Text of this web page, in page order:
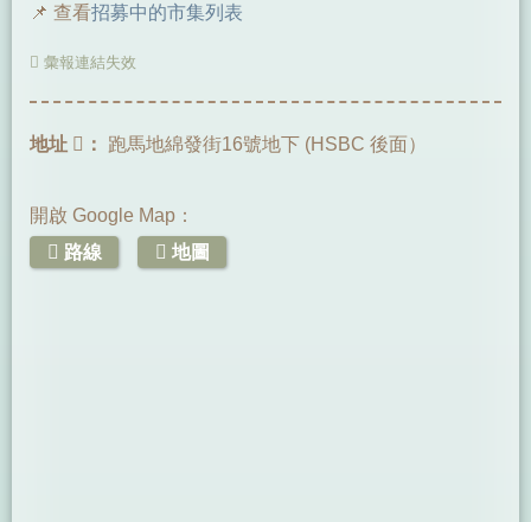
📌 查看招募中的市集列表
彙報連結失效
地址 ： 跑馬地綿發街16號地下 (HSBC 後面）
開啟 Google Map：
路線
地圖